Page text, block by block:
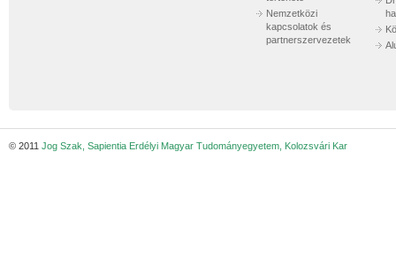
Nemzetközi
kapcsolatok és
partnerszervezetek
© 2011 Jog Szak, Sapientia Erdélyi Magyar Tudományegyetem, Kolozsvári Kar